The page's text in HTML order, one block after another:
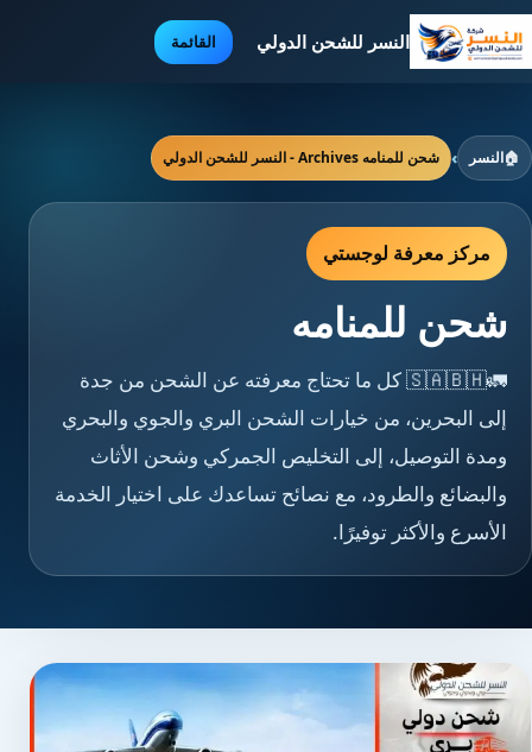
النسر للشحن الدولي القائمة
🏠النسر › شحن للمنامه Archives - النسر للشحن الدولي
مركز معرفة لوجستي
شحن للمنامه
🚛🇸🇦🇧🇭 كل ما تحتاج معرفته عن الشحن من جدة
إلى البحرين، من خيارات الشحن البري والجوي والبحري
ومدة التوصيل، إلى التخليص الجمركي وشحن الأثاث
والبضائع والطرود، مع نصائح تساعدك على اختيار الخدمة
الأسرع والأكثر توفيرًا.